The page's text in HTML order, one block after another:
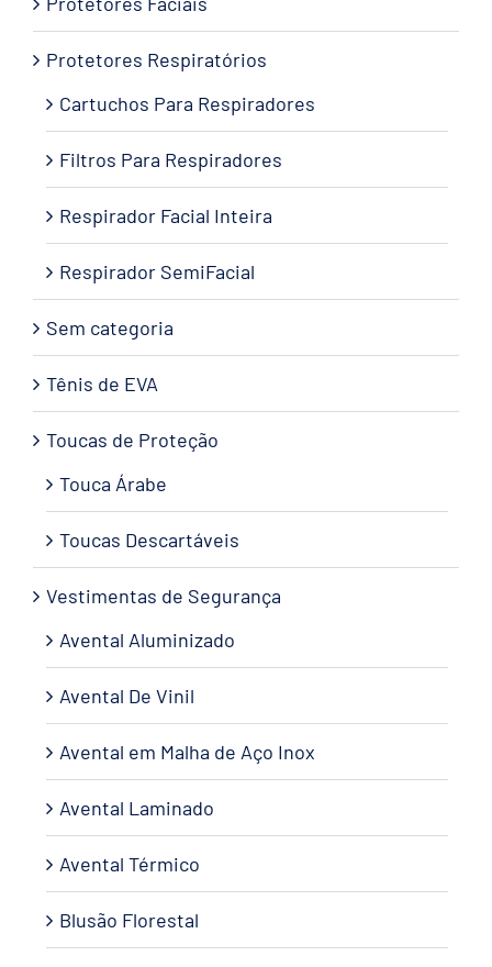
Protetores Respiratórios
Cartuchos Para Respiradores
Filtros Para Respiradores
Respirador Facial Inteira
Respirador SemiFacial
Sem categoria
Tênis de EVA
Toucas de Proteção
Touca Árabe
Toucas Descartáveis
Vestimentas de Segurança
Avental Aluminizado
Avental De Vinil
Avental em Malha de Aço Inox
Avental Laminado
Avental Térmico
Blusão Florestal